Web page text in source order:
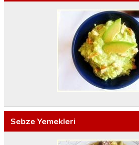
Sebze Yemekleri